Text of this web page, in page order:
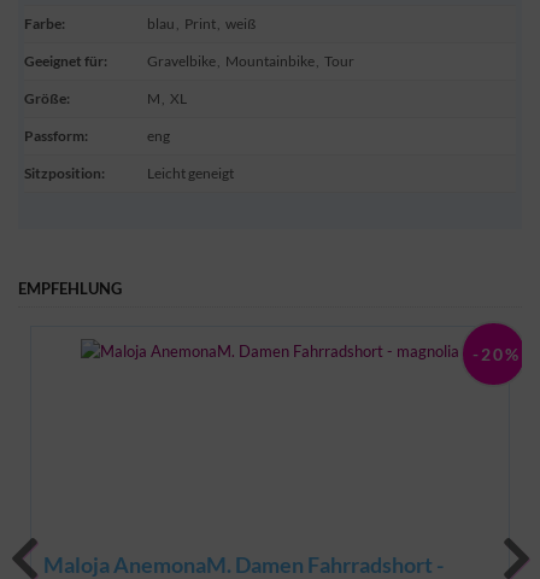
Farbe: blau Print weiß
Geeignet für: Gravelbike Mountainbike Tour
Größe: M XL
Passform: eng
Sitzposition: Leicht geneigt
EMPFEHLUNG
Maloja AnemonaM. Damen Fahrradshort -
-20%